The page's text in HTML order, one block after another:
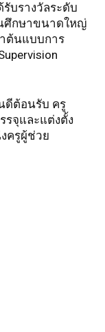
บรางวัลระดับ
ศึกษาขนาดใหญ่
ต้นแบบการ
ดีต้อนรับ ครู
รจุและแต่งตั้ง
ครูผู้ช่วย